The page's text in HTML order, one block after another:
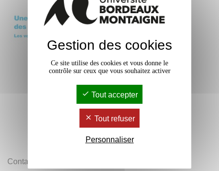
Contact :
Gestion des cookies
Ce site utilise des cookies et vous donne le
contrôle sur ceux que vous souhaitez activer
Tout accepter
Tout refuser
Personnaliser